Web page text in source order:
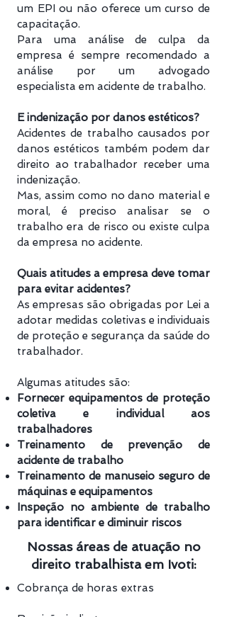
um EPI ou não oferece um curso de
capacitação.
Para uma análise de culpa da
empresa é sempre recomendado a
análise por um advogado
especialista em acidente de trabalho.
E indenização por danos estéticos?
Acidentes de trabalho causados por
danos estéticos também podem dar
direito ao trabalhador receber uma
indenização.
Mas, assim como no dano material e
moral, é preciso analisar se o
trabalho era de risco ou existe culpa
da empresa no acidente.
Quais atitudes a empresa deve tomar
para evitar acidentes?
As empresas são obrigadas por Lei a
adotar medidas coletivas e individuais
de proteção e segurança da saúde do
trabalhador.
Algumas atitudes são:
Fornecer equipamentos de proteção
coletiva e individual aos
trabalhadores
Treinamento de prevenção de
acidente de trabalho
Treinamento de manuseio seguro de
máquinas e equipamentos
Inspeção no ambiente de trabalho
para identificar e diminuir riscos
Nossas áreas de atuação no
direito trabalhista em Ivoti:
Cobrança de horas extras